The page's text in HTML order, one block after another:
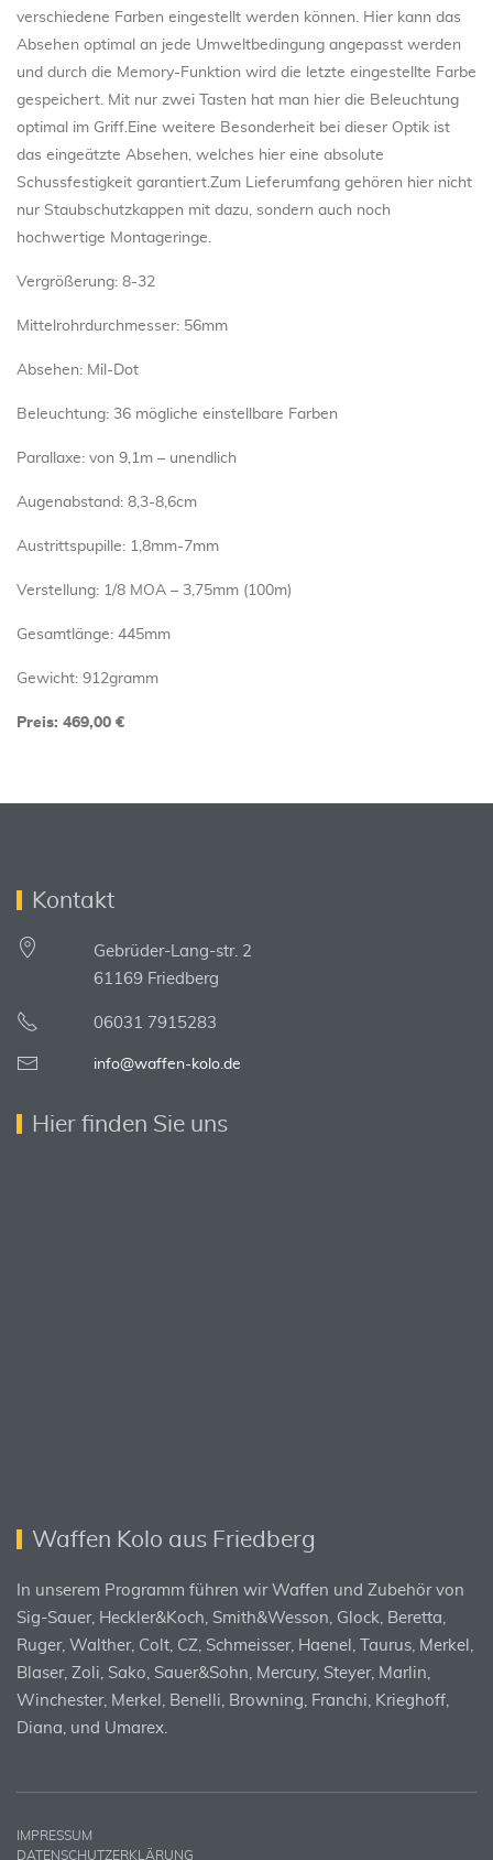
verschiedene Farben eingestellt werden können. Hier kann das
Absehen optimal an jede Umweltbedingung angepasst werden
und durch die Memory-Funktion wird die letzte eingestellte Farbe
gespeichert. Mit nur zwei Tasten hat man hier die Beleuchtung
optimal im Griff.Eine weitere Besonderheit bei dieser Optik ist
das eingeätzte Absehen, welches hier eine absolute
Schussfestigkeit garantiert.Zum Lieferumfang gehören hier nicht
nur Staubschutzkappen mit dazu, sondern auch noch
hochwertige Montageringe.
Vergrößerung: 8-32
Mittelrohrdurchmesser: 56mm
Absehen: Mil-Dot
Beleuchtung: 36 mögliche einstellbare Farben
Parallaxe: von 9,1m – unendlich
Augenabstand: 8,3-8,6cm
Austrittspupille: 1,8mm-7mm
Verstellung: 1/8 MOA – 3,75mm (100m)
Gesamtlänge: 445mm
Gewicht: 912gramm
Preis: 469,00 €
Kontakt
Gebrüder-Lang-str. 2
61169 Friedberg
06031 7915283
info@waffen-kolo.de
Hier finden Sie uns
Waffen Kolo aus Friedberg
In unserem Programm führen wir Waffen und Zubehör von
Sig-Sauer, Heckler&Koch, Smith&Wesson, Glock, Beretta,
Ruger, Walther, Colt, CZ, Schmeisser, Haenel, Taurus, Merkel,
Blaser, Zoli, Sako, Sauer&Sohn, Mercury, Steyer, Marlin,
Winchester, Merkel, Benelli, Browning, Franchi, Krieghoff,
Diana, und Umarex.
IMPRESSUM
DATENSCHUTZERKLÄRUNG